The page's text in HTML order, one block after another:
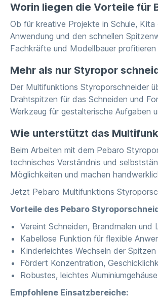
Worin liegen die Vorteile für
Ob für kreative Projekte in Schule,
Anwendung und den schnellen
Fachkräfte und Modellbauer
Mehr als nur Styropor
Der Multifunktions Styroporschneider
Drahtspitzen für das Schneiden und
Werkzeug für gestalterische Aufgaben
Wie unterstützt das
Beim Arbeiten mit dem Pebaro
technisches Verständnis und
Möglichkeiten und machen
Jetzt Pebaro Multifunktions
Vorteile des Pebaro
Vereint Schneiden, Brandmalen und
Kabellose Funktion für flexible
Kinderleichtes Wechseln der
Fördert Konzentration,
Robustes, leichtes Aluminiumgehäuse
Empfohlene Einsatzbereiche: